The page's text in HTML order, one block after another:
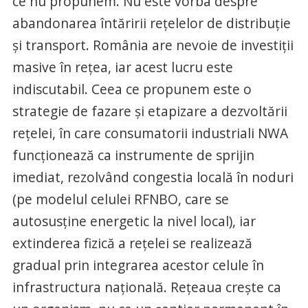
abandonarea întăririi rețelelor de distribuție
și transport. România are nevoie de investiții
masive în rețea, iar acest lucru este
indiscutabil. Ceea ce propunem este o
strategie de fazare și etapizare a dezvoltării
rețelei, în care consumatorii industriali NWA
funcționează ca instrumente de sprijin
imediat, rezolvând congestia locală în noduri
(pe modelul celulei RFNBO, care se
autosusține energetic la nivel local), iar
extinderea fizică a rețelei se realizează
gradual prin integrarea acestor celule în
infrastructura națională. Rețeaua crește ca